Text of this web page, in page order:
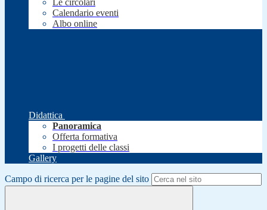
Le circolari
Calendario eventi
Albo online
Didattica
Panoramica
Offerta formativa
I progetti delle classi
Gallery
Campo di ricerca per le pagine del sito